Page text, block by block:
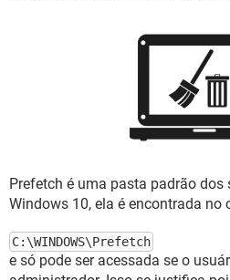
Prefetch é uma pasta padrão
Windows 10, ela é encontrada no
C:\WINDOWS\Prefetch
e só pode ser acessada se o